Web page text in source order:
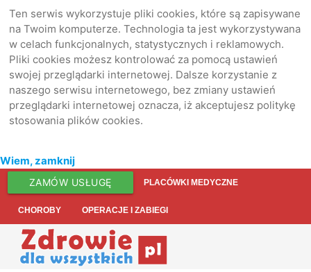
Ten serwis wykorzystuje pliki cookies, które są zapisywane
na Twoim komputerze. Technologia ta jest wykorzystywana
w celach funkcjonalnych, statystycznych i reklamowych.
Pliki cookies możesz kontrolować za pomocą ustawień
swojej przeglądarki internetowej. Dalsze korzystanie z
naszego serwisu internetowego, bez zmiany ustawień
przeglądarki internetowej oznacza, iż akceptujesz politykę
stosowania plików cookies.
Wiem, zamknij
ZAMÓW USŁUGĘ PLACÓWKI MEDYCZNE
CHOROBY OPERACJE I ZABIEGI